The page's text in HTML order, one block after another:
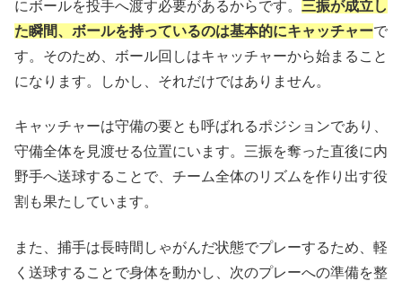
にボールを投手へ渡す必要があるからです。 三振が成立し
た瞬間、ボールを持っているのは基本的にキャッチャーで
す。そのため、ボール回しはキャッチャーから始まること
になります。しかし、それだけではありません。
キャッチャーは守備の要とも呼ばれるポジションであり、
守備全体を見渡せる位置にいます。三振を奪った直後に内
野手へ送球することで、チーム全体のリズムを作り出す役
割も果たしています。
また、捕手は長時間しゃがんだ状態でプレーするため、軽
く送球することで身体を動かし、次のプレーへの準備を整